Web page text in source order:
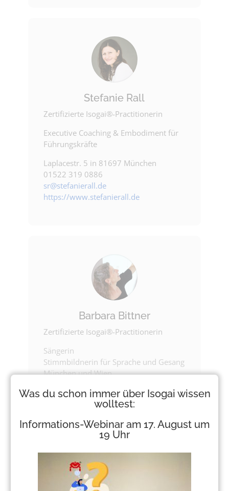
Stefanie Rall
Zertifizierte Isogai®-Practitionerin
Executive Coaching & Embodiment für
Führungskräfte
Laplacestr. 5 in 81697 München
01522 319 0886
sr@stefanierall.de
https://www.stefanierall.de
Barbara Bittner
Zertifizierte Isogai®-Practitionerin
Sängerin
Stimmbildnerin für Sprache und Gesang
München und Wien
barbara-bittner@arcor.de
Was du schon immer über Isogai wissen
wolltest:
Informations-Webinar am 17. August um
19 Uhr